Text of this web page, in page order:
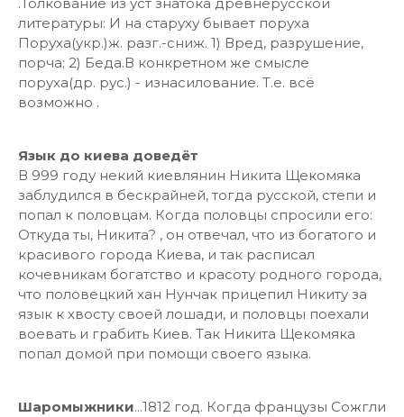
литературы: И на старуху бывает поруха
Поруха(укр.)ж. разг.-сниж. 1) Вред, разрушение,
порча; 2) Беда.В конкретном же смысле
поруха(др. рус.) - изнасилование. Т.е. всё
возможно .
Язык до киева доведёт
В 999 году некий киевлянин Никита Щекомяка
заблудился в бескрайней, тогда русской, степи и
попал к половцам. Когда половцы спросили его:
Откуда ты, Никита? , он отвечал, что из богатого и
красивого города Киева, и так расписал
кочевникам богатство и красоту родного города,
что половецкий хан Нунчак прицепил Никиту за
язык к хвосту своей лошади, и половцы поехали
воевать и грабить Киев. Так Никита Щекомяка
попал домой при помощи своего языка.
Шаромыжники...1812 год. Когда французы Сожгли